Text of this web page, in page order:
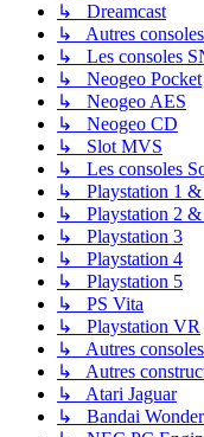
↳ Dreamcast
↳ Autres consoles
↳ Les consoles
↳ Neogeo Pocket
↳ Neogeo AES
↳ Neogeo CD
↳ Slot MVS
↳ Les consoles
↳ Playstation 1 &
↳ Playstation 2 &
↳ Playstation 3
↳ Playstation 4
↳ Playstation 5
↳ PS Vita
↳ Playstation VR
↳ Autres
↳ Autres
↳ Atari Jaguar
↳ Bandai